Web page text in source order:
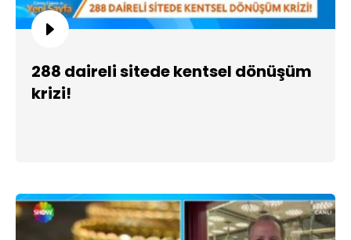
288 daireli sitede kentsel dönüşüm
krizi!